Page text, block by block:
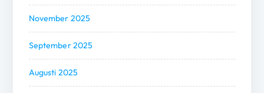
November 2025
September 2025
Augusti 2025